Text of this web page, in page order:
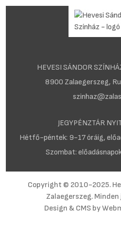
JEGYPÉNZTÁR
Hétfő-péntek: 9-17 óráig,
Szombat:
HEVESI SÁNDOR
8900 Zalaegerszeg,
Copyright © 2010-2025.
Zalaegerszeg.
Design & CMS by